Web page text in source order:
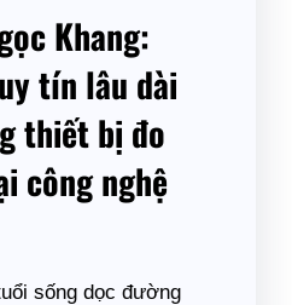
Khang:
tín lâu dài
thiết bị đo
công nghệ
sống dọc đường